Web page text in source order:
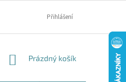
Přihlášení
NÁKUPNÍ
Prázdný košík